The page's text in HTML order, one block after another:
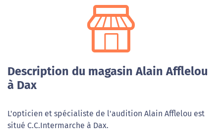
Description du magasin Alain Afflelou
à Dax
L'opticien et spécialiste de l'audition Alain Afflelou est
situé C.C.Intermarche à Dax.